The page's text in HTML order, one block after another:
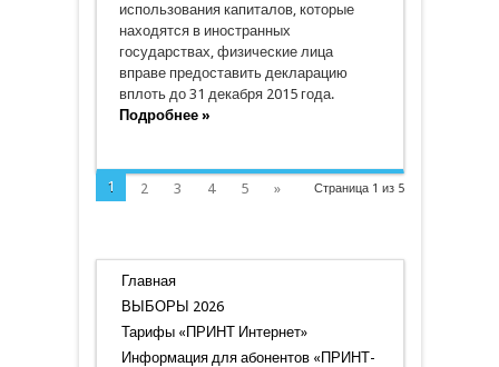
использования капиталов, которые
находятся в иностранных
государствах, физические лица
вправе предоставить декларацию
вплоть до 31 декабря 2015 года.
Подробнее »
Страница 1 из 5
1 2 3 4 5 »
Главная
ВЫБОРЫ 2026
Тарифы «ПРИНТ Интернет»
Информация для абонентов «ПРИНТ-